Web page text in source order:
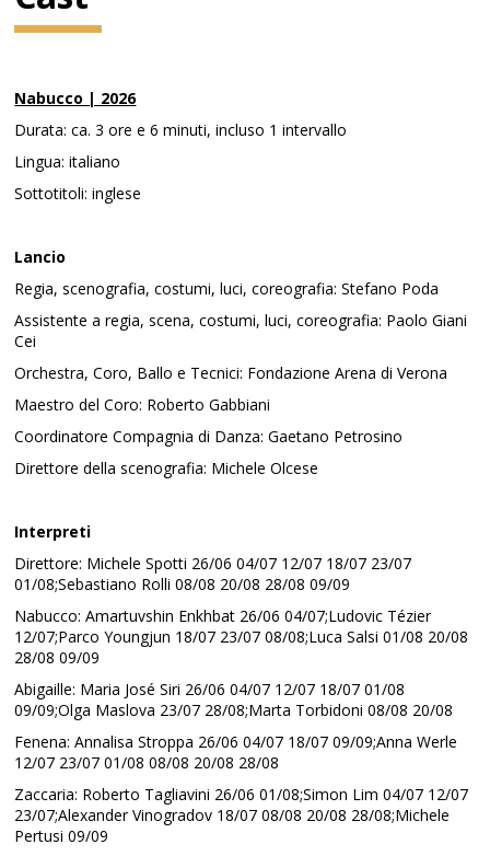
Nabucco | 2026
Durata: ca. 3 ore e 6 minuti, incluso 1 intervallo
Lingua: italiano
Sottotitoli: inglese
Lancio
Regia, scenografia, costumi, luci, coreografia: Stefano Poda
Assistente a regia, scena, costumi, luci, coreografia: Paolo Giani
Cei
Orchestra, Coro, Ballo e Tecnici: Fondazione Arena di Verona
Maestro del Coro: Roberto Gabbiani
Coordinatore Compagnia di Danza: Gaetano Petrosino
Direttore della scenografia: Michele Olcese
Interpreti
Direttore: Michele Spotti 26/06 04/07 12/07 18/07 23/07
01/08;Sebastiano Rolli 08/08 20/08 28/08 09/09
Nabucco: Amartuvshin Enkhbat 26/06 04/07;Ludovic Tézier
12/07;Parco Youngjun 18/07 23/07 08/08;Luca Salsi 01/08 20/08
28/08 09/09
Abigaille: Maria José Siri 26/06 04/07 12/07 18/07 01/08
09/09;Olga Maslova 23/07 28/08;Marta Torbidoni 08/08 20/08
Fenena: Annalisa Stroppa 26/06 04/07 18/07 09/09;Anna Werle
12/07 23/07 01/08 08/08 20/08 28/08
Zaccaria: Roberto Tagliavini 26/06 01/08;Simon Lim 04/07 12/07
23/07;Alexander Vinogradov 18/07 08/08 20/08 28/08;Michele
Pertusi 09/09